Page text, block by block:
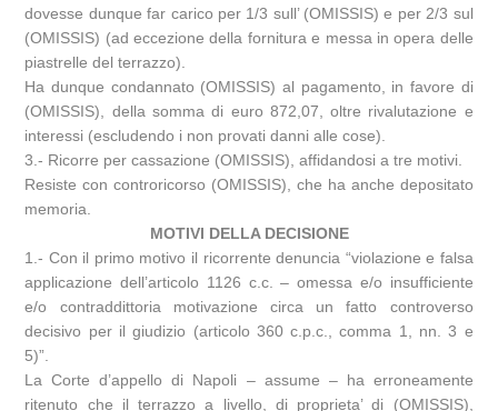
dovesse dunque far carico per 1/3 sull’ (OMISSIS) e per 2/3 sul
(OMISSIS) (ad eccezione della fornitura e messa in opera delle
piastrelle del terrazzo).
Ha dunque condannato (OMISSIS) al pagamento, in favore di
(OMISSIS), della somma di euro 872,07, oltre rivalutazione e
interessi (escludendo i non provati danni alle cose).
3.- Ricorre per cassazione (OMISSIS), affidandosi a tre motivi.
Resiste con controricorso (OMISSIS), che ha anche depositato
memoria.
MOTIVI DELLA DECISIONE
1.- Con il primo motivo il ricorrente denuncia “violazione e falsa
applicazione dell’articolo 1126 c.c. – omessa e/o insufficiente
e/o contraddittoria motivazione circa un fatto controverso
decisivo per il giudizio (articolo 360 c.p.c., comma 1, nn. 3 e
5)”.
La Corte d’appello di Napoli – assume – ha erroneamente
ritenuto che il terrazzo a livello, di proprieta’ di (OMISSIS),